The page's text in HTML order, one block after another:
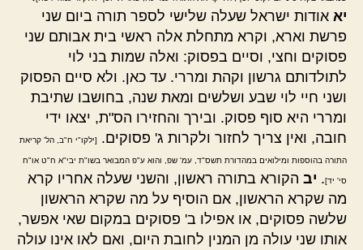
יא אודות ישראל שעלה שלישי לספר תורה ביום שני
פרשת וארא, וקרא מתחלת אלה ראשי בית אבותם שני
פסוקים וחצי, וסיים בפסוק: ואלה שמות בני לוי
לתולדותם גרשון וקהת ומררי. עד כאן. ולא סיים הפסוק
ושני חיי לוי שבע ושלשים ומאת שנה, בחושבו שתיבת
ומררי היא סוף פסוק. ובירך והחזירו הס"ת, יצאו ידי
חובה, ואין צריך לחזור ולקרות ג' פסוקים.
[ילקו"י ח"ב, הל' קריאת
התורה בהוספות ומילואים במהדורת תשס"ד, עמ' שפ, והוא ע"פ המבואר בשו"ת יבי"א ח"ט או"ח
סי' יד]. יב הקורא בתורה ראשון, והשני שעלה אחריו קרא
מה שקרא הראשון, אם הוסיף על מה שקרא הראשון
שלשה פסוקים, או אפילו ב' פסוקים במקום שאי אפשר,
אותו שני עולה מן המנין לחובת היום, ואם לאו אינו עולה